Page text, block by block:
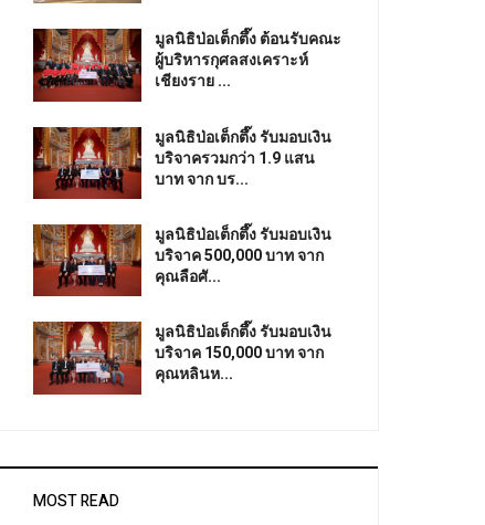
มูลนิธิป่อเต็กตึ๊ง ต้อนรับคณะ
ผู้บริหารกุศลสงเคราะห์
เชียงราย ...
มูลนิธิป่อเต็กตึ๊ง รับมอบเงิน
บริจาครวมกว่า 1.9 แสน
บาท จาก บร...
มูลนิธิป่อเต็กตึ๊ง รับมอบเงิน
บริจาค 500,000 บาท จาก
คุณลือศั...
มูลนิธิป่อเต็กตึ๊ง รับมอบเงิน
บริจาค 150,000 บาท จาก
คุณหลินห...
MOST READ